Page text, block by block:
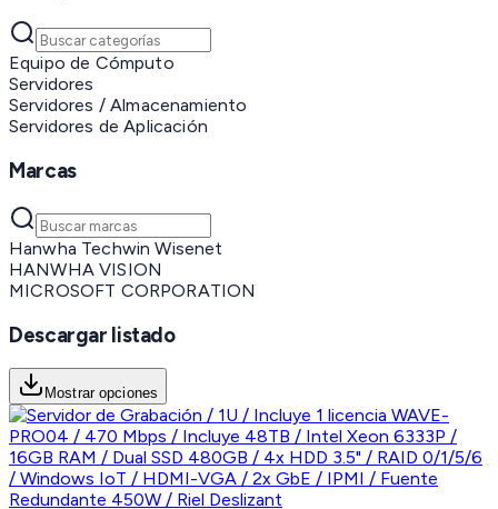
Equipo de Cómputo
Servidores
Servidores / Almacenamiento
Servidores de Aplicación
Marcas
Hanwha Techwin Wisenet
HANWHA VISION
MICROSOFT CORPORATION
Descargar listado
Mostrar opciones